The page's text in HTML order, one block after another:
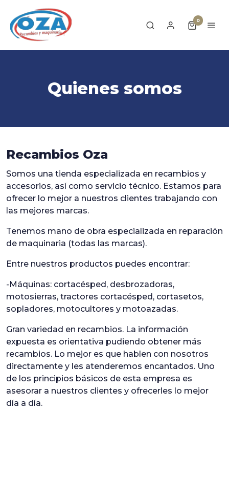
0
Quienes somos
Recambios Oza
Somos una tienda especializada en recambios y
accesorios, así como servicio técnico. Estamos para
ofrecer lo mejor a nuestros clientes trabajando con
las mejores marcas.
Tenemos mano de obra especializada en reparación
de maquinaria (todas las marcas).
Entre nuestros productos puedes encontrar:
-Máquinas: cortacésped, desbrozadoras,
motosierras, tractores cortacésped, cortasetos,
sopladores, motocultores y motoazadas.
Gran variedad en recambios. La información
expuesta es orientativa pudiendo obtener más
recambios. Lo mejor es que hablen con nosotros
directamente y les atenderemos encantados. Uno
de los principios básicos de esta empresa es
asesorar a nuestros clientes y ofrecerles lo mejor
día a día.